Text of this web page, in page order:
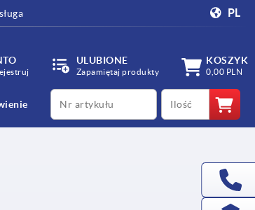
PL
ULUBIONE
Zapamiętaj produkty
KOSZYK
0,00 PLN
productCode qty